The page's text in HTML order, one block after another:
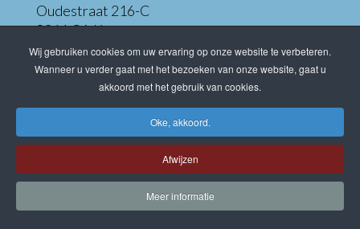
Oudestraat 216-C
8261 CA Kampen
Route & Parkeren
Toegankelijkheid
Wij gebruiken cookies om uw ervaring op onze website te verbeteren.
Wanneer u verder gaat met het bezoeken van onze website, gaat u
akkoord met het gebruik van cookies.
Oke, akkoord.
Afwijzen
Meer informatie